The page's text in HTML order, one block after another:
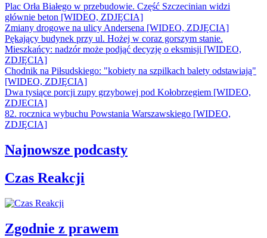
Plac Orła Białego w przebudowie. Część Szczecinian widzi
głównie beton [WIDEO, ZDJĘCIA]
Zmiany drogowe na ulicy Andersena [WIDEO, ZDJĘCIA]
Pękający budynek przy ul. Hożej w coraz gorszym stanie.
Mieszkańcy: nadzór może podjąć decyzję o eksmisji [WIDEO,
ZDJĘCIA]
Chodnik na Piłsudskiego: "kobiety na szpilkach balety odstawiają"
[WIDEO, ZDJĘCIA]
Dwa tysiące porcji zupy grzybowej pod Kołobrzegiem [WIDEO,
ZDJECIA]
82. rocznica wybuchu Powstania Warszawskiego [WIDEO,
ZDJĘCIA]
Najnowsze podcasty
Czas Reakcji
Zgodnie z prawem